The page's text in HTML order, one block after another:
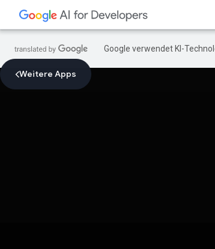
Google verwendet KI-
Weitere Apps